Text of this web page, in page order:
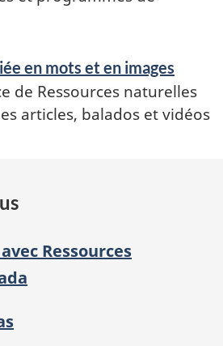
en mots et en images
de Ressources naturelles
articles, balados et vidéos
Ressources